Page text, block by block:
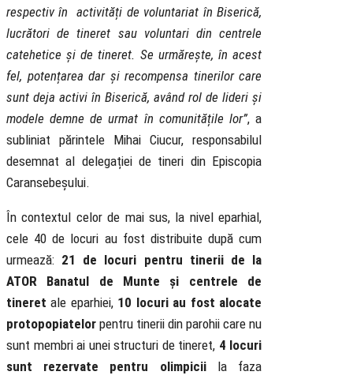
respectiv în activități de voluntariat în Biserică,
lucrători de tineret sau voluntari din centrele
catehetice și de tineret. Se urmărește, în acest
fel, potențarea dar și recompensa tinerilor care
sunt deja activi în Biserică, având rol de lideri și
modele demne de urmat în comunitățile lor”, a
subliniat părintele Mihai Ciucur, responsabilul
desemnat al delegației de tineri din Episcopia
Caransebeșului.
În contextul celor de mai sus, la nivel eparhial,
cele 40 de locuri au fost distribuite după cum
urmează: 21 de locuri pentru tinerii de la
ATOR Banatul de Munte și centrele de
tineret ale eparhiei, 10 locuri au fost alocate
protopopiatelor pentru tinerii din parohii care nu
sunt membri ai unei structuri de tineret, 4 locuri
sunt rezervate pentru olimpiciila faza